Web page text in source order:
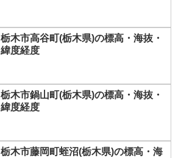
栃木市高谷町(栃木県)の標高・海抜・
緯度経度
栃木市鍋山町(栃木県)の標高・海抜・
緯度経度
栃木市藤岡町蛭沼(栃木県)の標高・海